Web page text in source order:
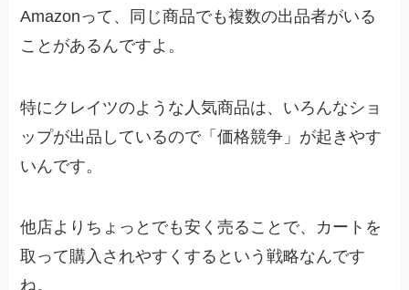
Amazonって、同じ商品でも複数の出品者がいる
ことがあるんですよ。
特にクレイツのような人気商品は、いろんなショ
ップが出品しているので「価格競争」が起きやす
いんです。
他店よりちょっとでも安く売ることで、カートを
取って購入されやすくするという戦略なんです
ね。